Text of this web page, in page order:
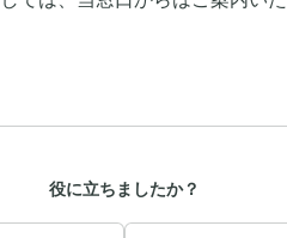
役に立ちましたか？